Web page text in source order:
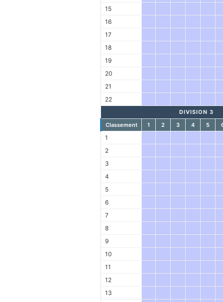
15
16
17
18
19
20
21
22
DIVISION 3
Classement
1 2 3 4 5
1
2
3
4
5
6
7
8
9
10
11
12
13